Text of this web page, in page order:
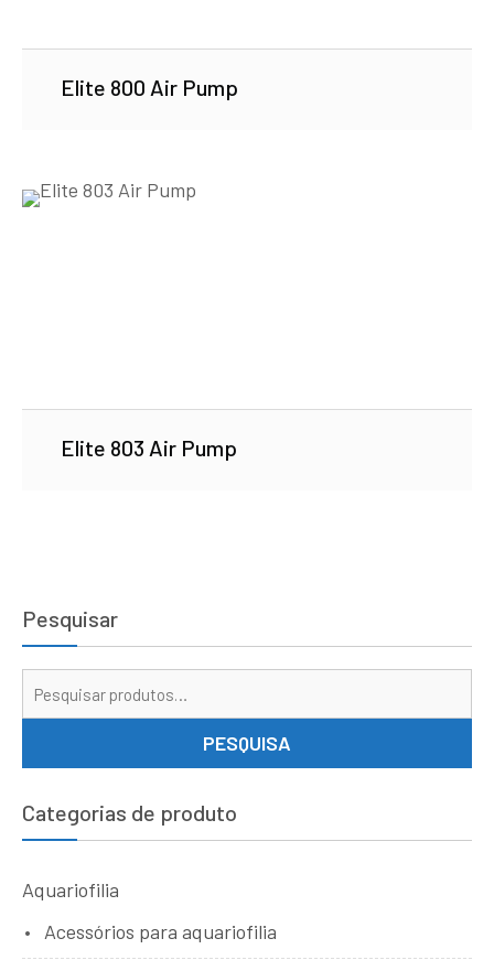
Elite 800 Air Pump
Elite 803 Air Pump
Pesquisar
PESQUISA
Categorias de produto
Aquariofilia
Acessórios para aquariofilia